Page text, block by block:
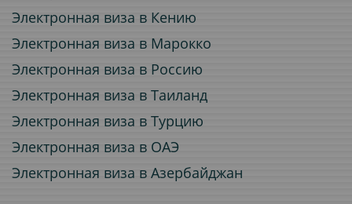
Электронная виза в Кению
Электронная виза в Марокко
Электронная виза в Россию
Электронная виза в Таиланд
Электронная виза в Турцию
Электронная виза в ОАЭ
Электронная виза в Азербайджан